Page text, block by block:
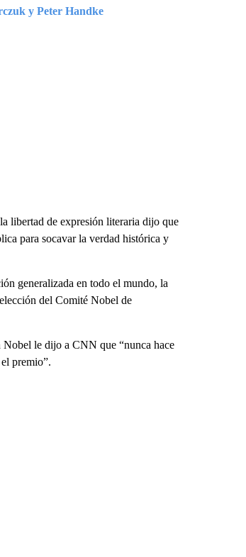
y Peter Handke
libertad de expresión literaria dijo que
para socavar la verdad histórica y
generalizada en todo el mundo, la
del Comité Nobel de
le dijo a CNN que “nunca hace
premio”.